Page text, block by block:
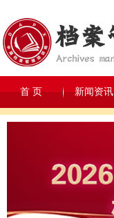
首 页 新闻资讯